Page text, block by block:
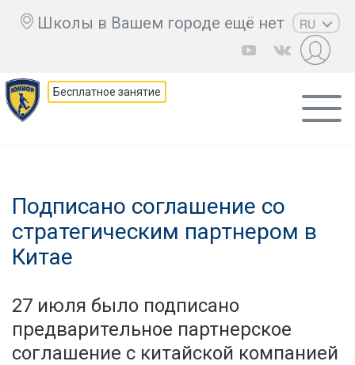
Школы в Вашем городе ещё нет
RU
EN
KZ
AZ
Бесплатное занятие
Подписано соглашение со
стратегическим партнером в
Китае
27 июля было подписано
предварительное партнерское
соглашение с китайской компанией